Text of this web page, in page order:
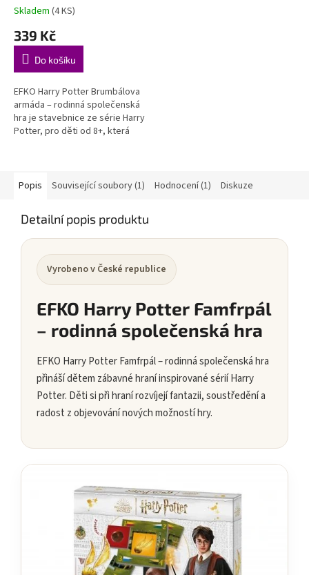
Skladem (4 KS)
339 Kč
Do košíku
EFKO Harry Potter Brumbálova
armáda – rodinná společenská
hra je stavebnice ze série Harry
Potter, pro děti od 8+, která
Popis Související soubory (1) Hodnocení (1) Diskuze
Detailní popis produktu
Vyrobeno v České republice
EFKO Harry Potter Famfrpál
– rodinná společenská hra
EFKO Harry Potter Famfrpál – rodinná společenská hra
přináší dětem zábavné hraní inspirované sérií Harry
Potter. Děti si při hraní rozvíjejí fantazii, soustředění a
radost z objevování nových možností hry.